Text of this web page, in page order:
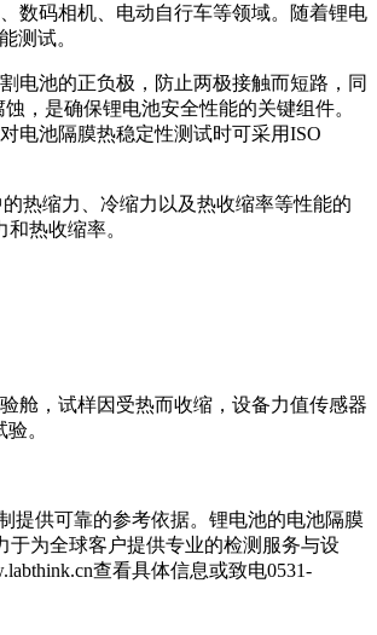
数码相机、电动自行车等领域。随着锂电
测试。
电池的正负极，防止两极接触而短路，同
，是确保锂电池安全性能的关键组件。
电池隔膜热稳定性测试时可采用ISO
热缩力、冷缩力以及热收缩率等性能的
热收缩率。
舱，试样因受热而收缩，设备力值传感器
。
提供可靠的参考依据。锂电池的电池隔膜
于为全球客户提供专业的检测服务与设
查看具体信息或致电0531-